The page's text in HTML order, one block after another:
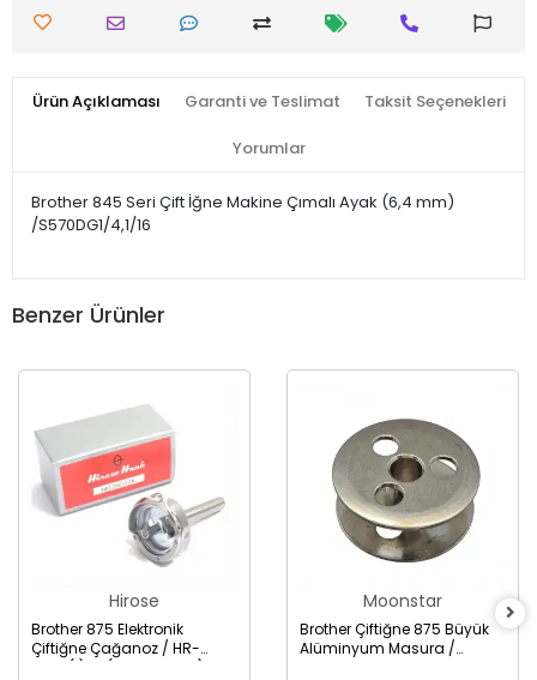
Ürün Açıklaması Garanti ve Teslimat Taksit Seçenekleri
Yorumlar
Brother 845 Seri Çift İğne Makine Çımalı Ayak (6,4 mm)
/S570DG1/4,1/16
Benzer Ürünler
Hirose
Brother 875 Elektronik
Çiftiğne Çağanoz / HR-
12MC(1)TR (SA1689-001)
Moonstar
Brother Çiftiğne 875 Büyük
Alüminyum Masura /